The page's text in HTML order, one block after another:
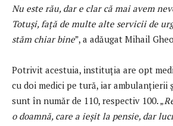
Nu este rău, dar e clar că mai avem
Totuși, față de multe alte servicii de
stăm chiar bine”, a adăugat Mihail
Potrivit acestuia, instituția are opt
cu doi medici pe tură, iar ambulanțierii
sunt în număr de 110, respectiv 100. „
o doamnă, care a ieșit la pensie, dar